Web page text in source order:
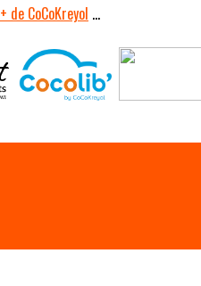
+ de CoCoKreyol ...